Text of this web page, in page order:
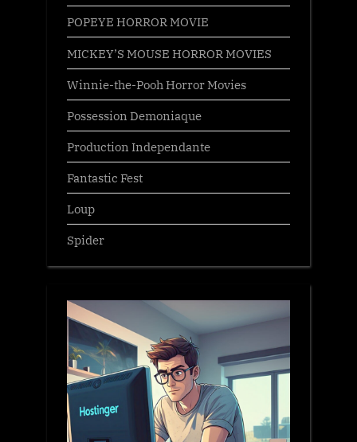
POPEYE HORROR MOVIE
MICKEY’S MOUSE HORROR MOVIES
Winnie-the-Pooh Horror Movies
Possession Demoniaque
Production Independante
Fantastic Fest
Loup
Spider